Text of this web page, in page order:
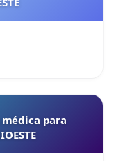
para